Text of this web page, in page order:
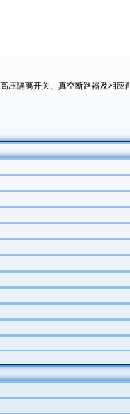
高压隔离开关、真空断路器及